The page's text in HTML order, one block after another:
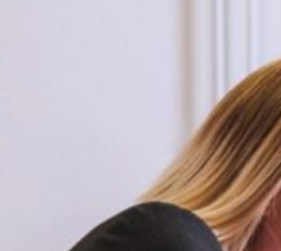
– Συνεργατών
Απάτες